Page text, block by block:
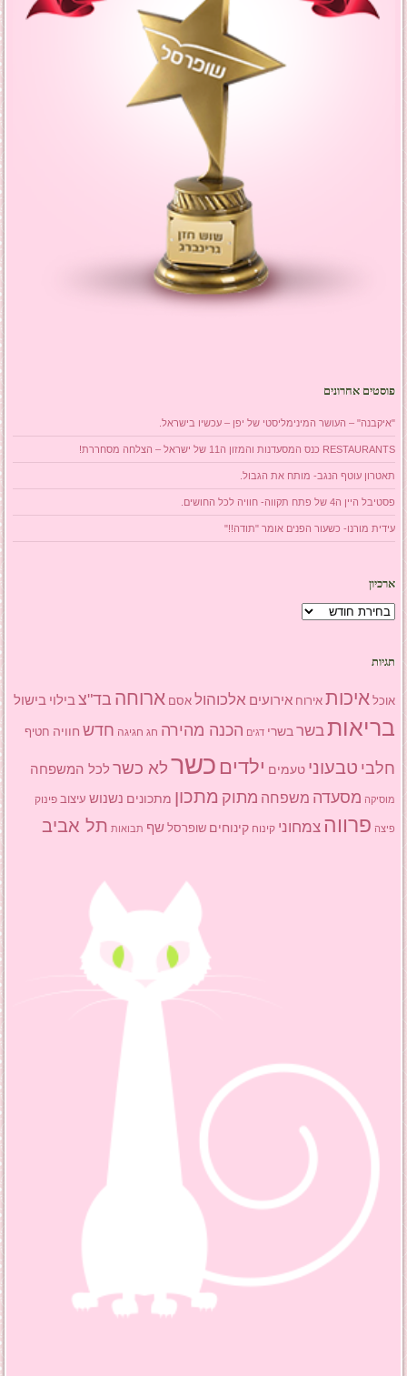
פוסטים אחרונים
"איקבנה" – העושר המינימליסטי של יפן – עכשיו בישראל.
RESTAURANTS כנס המסעדנות והמזון ה11 של ישראל – הצלחה מסחררת!
תאטרון עוטף הנגב- מותח את הגבול.
פסטיבל היין ה4 של פתח תקווה- חוויה לכל החושים.
עידית מורנו- כשעור הפנים אומר "תודה!!"
ארכיון
ארכיון
תגיות
אוכל איכות אירוח אירועים אלכוהול אסם ארוחה בד"צ בילוי בישול
בריאותבשר בשרי דגים הכנה מהירה חג חגיגה חדש חוויה חטיף
חלבי טבעוני טעמים ילדים כשרלא כשר לכל המשפחה
מוסיקה מסעדה משפחה מתוק מתכון מתכונים נשנוש עיצוב פינוק
פיצה פרווה צמחוני קינוח קינוחים שופרסל שף תבואות תל אביב